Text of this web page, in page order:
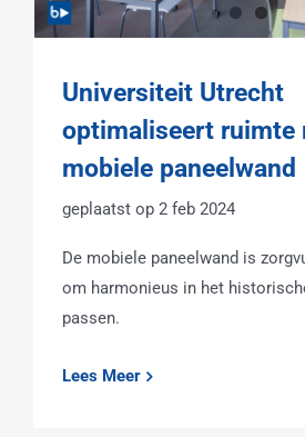
Universiteit Utrecht
optimaliseert ruimte
mobiele paneelwand
2 feb 2024
De mobiele paneelwand is
om harmonieus in het
passen.
Lees Meer